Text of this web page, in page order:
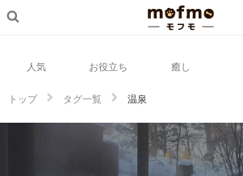
人気 お役立ち 癒し
トップ タグ一覧 温泉